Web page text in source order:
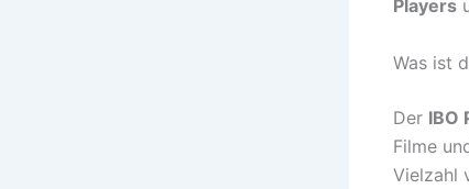
Players
Was ist
Der IBO
Filme
Vielzahl